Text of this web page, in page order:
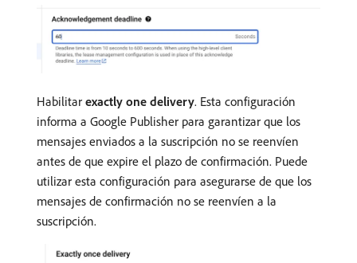
Habilitar exactly one delivery. Esta configuración
informa a Google Publisher para garantizar que los
mensajes enviados a la suscripción no se reenvíen
antes de que expire el plazo de confirmación. Puede
utilizar esta configuración para asegurarse de que los
mensajes de confirmación no se reenvíen a la
suscripción.